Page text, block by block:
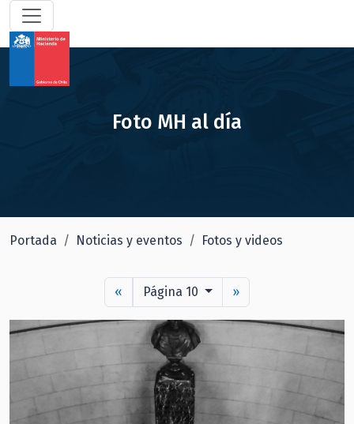
Foto MH al día
Portada Noticias y eventos Fotos y videos
« Página 10 »